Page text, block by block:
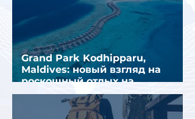
Grand Park Kodhipparu,
Maldives: новый взгляд на
роскошный отдых на
Мальдивах